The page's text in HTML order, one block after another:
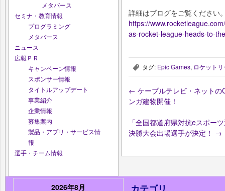
メタバース
セミナ・教育情報
プログラミング
メタバース
ニュース
広報ＰＲ
キャンペーン情報
スポンサー情報
タイトルアップデート
事業紹介
企業情報
募集案内
製品・アプリ・サービス情
報
選手・チーム情報
詳細はブログをご覧ください
https://
as-rocket-league-heads-to-
, タグ: Epic Games, ロケット
← ケーブルテレビ・ネット
ンガ建物開催！
「全国都道府県対抗eスポー
決勝大会出場選手が決定！ →
2026年8月
カテゴリ